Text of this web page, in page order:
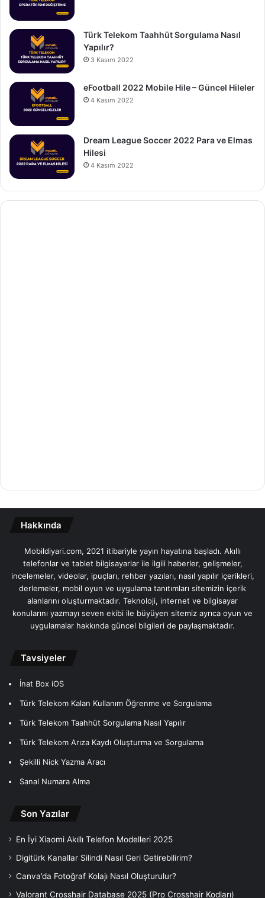
Türk Telekom Taahhüt Sorgulama Nasıl
Yapılır?
3 Kasım 2022
eFootball 2022 Mobile Hile – Güncel Hileler
4 Kasım 2022
Dream League Soccer 2022 Para ve Elmas
Hilesi
4 Kasım 2022
Hakkında
Mobildiyari.com, 2021 itibariyle yayın hayatına başladı. Akıllı
telefonlar ve tablet bilgisayarlar ile ilgili haberler, gelişmeler,
incelemeler, videolar, ipuçları, rehber yazıları, nasıl yapılır içerikleri,
derlemeler, mobil oyun ve uygulama tanıtımları sitemizin içerik
alanlarını oluşturmaktadır. Teknoloji, internet ve bilgisayar
konularını yazmayı seven ekibi ile büyüyen sitemiz ayrıca oyun ve
uygulamalar hakkında güncel bilgileri de paylaşmaktadır.
Tavsiyeler
İnat Box iOS
Türk Telekom Kalan Kullanım Öğrenme ve Sorgulama
Türk Telekom Taahhüt Sorgulama Nasıl Yapılır
Türk Telekom Arıza Kaydı Oluşturma ve Sorgulama
Şekilli Nick Yazma Aracı
Sanal Numara Alma
Son Yazılar
En İyi Xiaomi Akıllı Telefon Modelleri 2025
Digitürk Kanallar Silindi Nasıl Geri Getirebilirim?
Canva’da Fotoğraf Kolajı Nasıl Oluşturulur?
Valorant Crosshair Database 2025 (Pro Crosshair Kodları)